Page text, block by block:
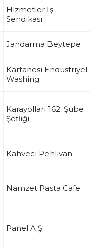
Hizmetler İş
Sendikası
Jandarma Beytepe
Kartanesi Endüstriyel
Washing
Karayolları 162. Şube
Şefliği
Kahveci Pehlivan
Namzet Pasta Cafe
Panel A.Ş.